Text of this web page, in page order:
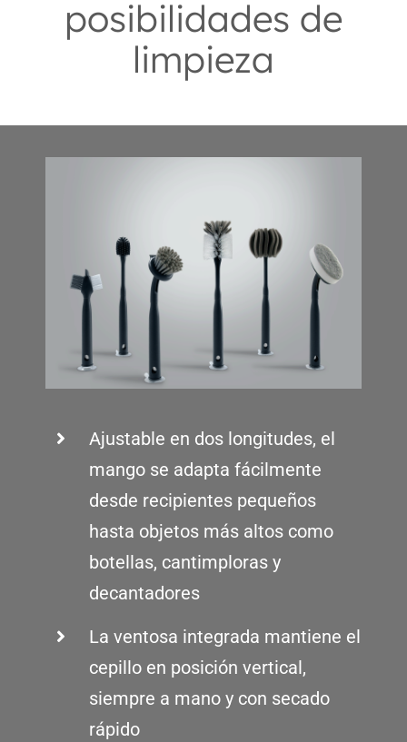
posibilidades de
limpieza
Ajustable en dos longitudes, el
mango se adapta fácilmente
desde recipientes pequeños
hasta objetos más altos como
botellas, cantimploras y
decantadores
La ventosa integrada mantiene el
cepillo en posición vertical,
siempre a mano y con secado
rápido